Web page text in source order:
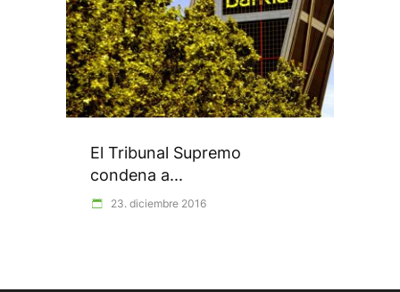
El Tribunal Supremo
condena a...
23. diciembre 2016